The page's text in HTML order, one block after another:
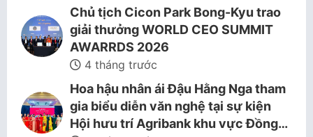
Chủ tịch Cicon Park Bong-Kyu trao
giải thưởng WORLD CEO SUMMIT
AWARRDS 2026
4 tháng trước
Hoa hậu nhân ái Đậu Hằng Nga tham
gia biểu diễn văn nghệ tại sự kiện
Hội hưu trí Agribank khu vực Đồng…